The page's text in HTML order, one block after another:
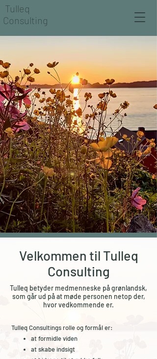
Tulleq
Consulting
Velkommen til Tulleq
Consulting
Tulleq betyder medmenneske på grønlandsk,
som går ud på at møde personen netop der,
hvor vedkommende er.
Tulleq Consultings rolle og formål er:
at formidle viden
at skabe indsigt